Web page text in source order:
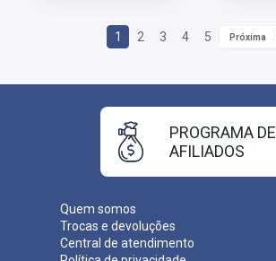
1 2 3 4 5 Próxima
Quem somos
Trocas e devoluções
Central de atendimento
PROGRAMA DE
AFILIADOS